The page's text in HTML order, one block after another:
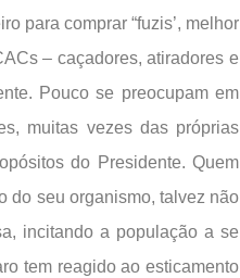
para comprar “fuzis’, melhor
– caçadores, atiradores e
Pouco se preocupam em
muitas vezes das próprias
do Presidente. Quem
do seu organismo, talvez não
incitando a população a se
tem reagido ao esticamento